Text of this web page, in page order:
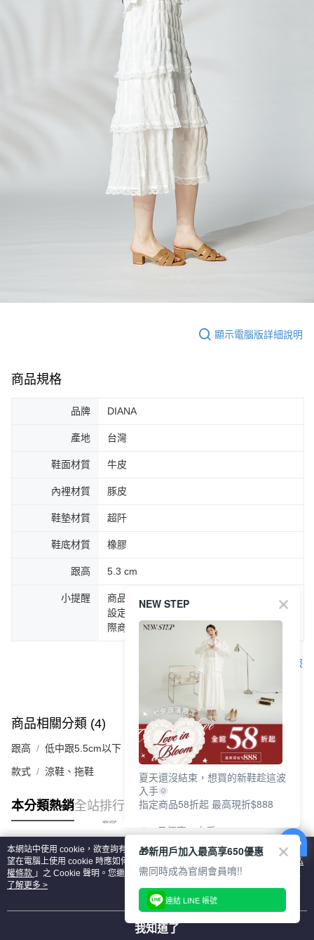
顯示電腦版詳細說明
商品規格
品牌 DIANA
產地 台灣
鞋面材質 牛皮
內裡材質 豚皮
鞋墊材質 超阡
鞋底材質 橡膠
跟高 5.3 cm
小提醒
商品圖片顏色會因拍攝燈光環境或個人螢幕
設定不同，而造成部份色差現象，顏色以實
際商品為主。
客服
商品相關分類 (4) 查看全部
跟高 低中跟5.5cm以下
款式 涼鞋、拖鞋
本分類熱銷全站排行
熱門標籤
本網站中使用 cookie，欲查詢有關本網站使用 cookie 方式之詳情，及若您不希
望在電腦上使用 cookie 時應如何變更電腦的 cookie 設定，請參閱本網站「
隱私
權條款 」之 Cookie 聲明。您繼續使用本網站即表示您同意本公司得按本網站使
用條款之 Cookie 聲明使用 cookie。
了解更多 >
我知道了
NEW STEP
夏天還沒結束，想買的新鞋趁這波
入手🌞
指定商品58折起 最高現折$888
🎉 8月優惠一次看
①LINE購物最高10%回饋
②每周限定品現折200
③指定商品58折起 最高現折$888
上班鞋、休閒鞋、涼鞋一次逛齊
好搭、出遊好走、聚會也漂亮
🎁新用戶加入最高享650優惠
需同時成為官網會員唷!!
連結 LINE 帳號